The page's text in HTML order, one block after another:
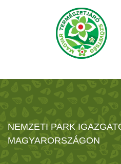
NEMZETI PARK
MAGYARORSZÁGON